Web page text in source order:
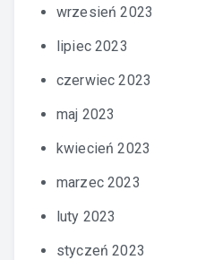
wrzesień 2023
lipiec 2023
czerwiec 2023
maj 2023
kwiecień 2023
marzec 2023
luty 2023
styczeń 2023